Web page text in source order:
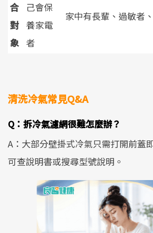
合
對
象
己會保
養家電
者
家中有長輩、過敏者
清洗冷氣常見Q&A
Q：拆冷氣濾網很難怎麼辦？
A：大部分壁掛式冷氣只需打開前蓋
可查說明書或搜尋型號說明。